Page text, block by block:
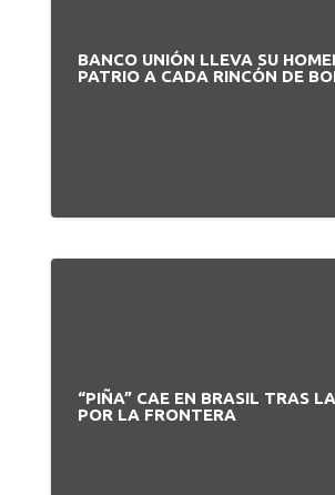
BANCO UNIÓN LLEVA SU
PATRIO A CADA RINCÓN DE
“PIÑA” CAE EN BRASIL TRAS
POR LA FRONTERA